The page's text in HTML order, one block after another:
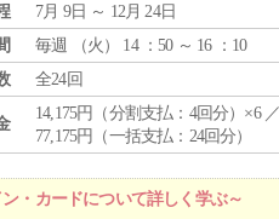
7月 9日 ～ 12月 24日
毎週 （火 ） 14 ：50 ～ 16 ：10
全24回
14,175円（分割支払：4回分）×6
77,175円（一括支払：24回分）
・カードについて詳しく学ぶ～